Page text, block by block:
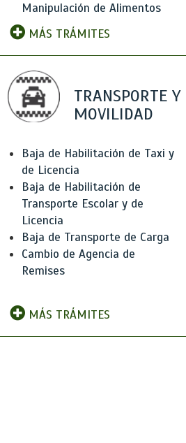
Manipulación de Alimentos
MÁS TRÁMITES
TRANSPORTE Y
MOVILIDAD
Baja de Habilitación de Taxi y
de Licencia
Baja de Habilitación de
Transporte Escolar y de
Licencia
Baja de Transporte de Carga
Cambio de Agencia de
Remises
MÁS TRÁMITES